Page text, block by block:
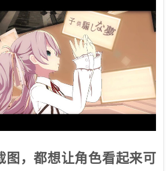
图，都想让角色看起来可